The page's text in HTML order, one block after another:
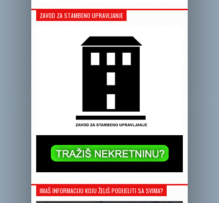
ZAVOD ZA STAMBENO UPRAVLJANJE
IMAŠ INFORMACIJU KOJU ŽELIŠ PODIJELITI SA SVIMA?